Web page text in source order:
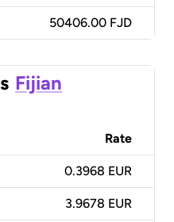
50406.00 FJD
Fijian
Rate
0.3968 EUR
3.9678 EUR